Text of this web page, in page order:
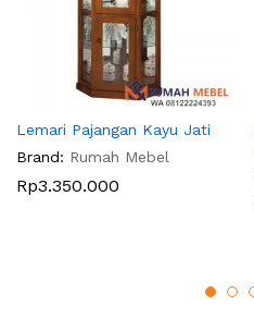
Lemari Pajangan Kayu Jati
Brand: Rumah Mebel
Rp3.350.000